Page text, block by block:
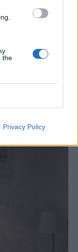
the
Privacy Policy